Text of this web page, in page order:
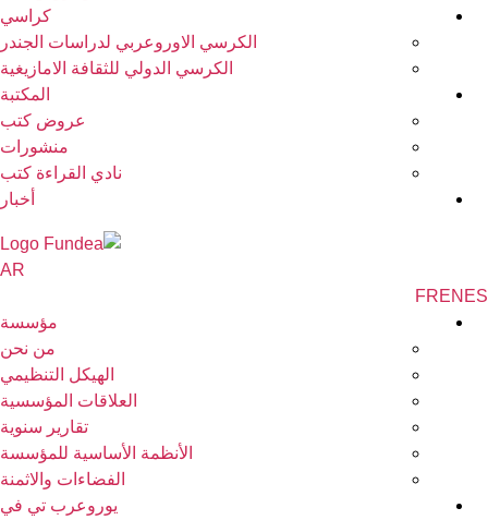
كراسي
الكرسي الاوروعربي لدراسات الجندر
الكرسي الدولي للثقافة الامازيغية
المكتبة
عروض كتب
منشورات
نادي القراءة كتب
أخبار
AR
EN
FR
مؤسسة
من نحن
الهيكل التنظيمي
العلاقات المؤسسية
تقارير سنوية
الأنظمة الأساسية للمؤسسة
الفضاءات والاثمنة
يوروعرب تي في